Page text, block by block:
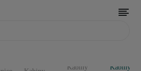
Kabiny
Kabiny